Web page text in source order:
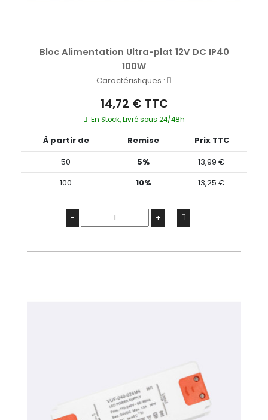
Bloc Alimentation Ultra-plat 12V DC IP40
100W
Caractéristiques :
14,72 € TTC
En Stock, Livré sous 24/48h
À partir de Remise
Prix TTC
50
5%
13,99 €
100
10% 13,25 €
- +